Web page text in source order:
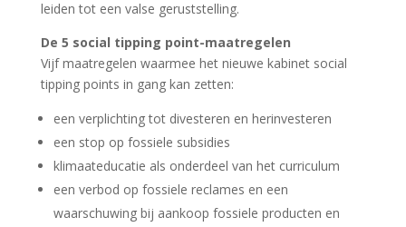
leiden tot een valse geruststelling.
De 5 social tipping point-maatregelen
Vijf maatregelen waarmee het nieuwe kabinet social
tipping points in gang kan zetten:
een verplichting tot divesteren en herinvesteren
een stop op fossiele subsidies
klimaateducatie als onderdeel van het curriculum
een verbod op fossiele reclames en een
waarschuwing bij aankoop fossiele producten en